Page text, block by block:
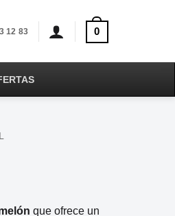
12 83 0
que ofrece un